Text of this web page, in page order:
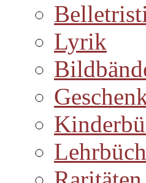
Lyrik